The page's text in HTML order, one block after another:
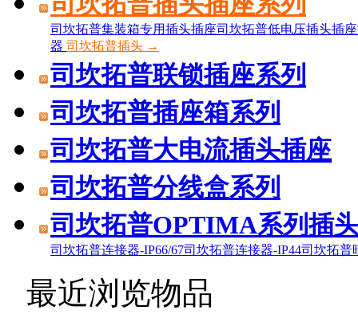
司坎拓普集装箱专用插头插座司坎拓普低电压插头插座
器 司坎拓普插头 →
司坎拓普联锁插座系列
司坎拓普插座箱系列
司坎拓普大电流插头插座
司坎拓普分线盒系列
司坎拓普OPTIMA系列插
司坎拓普连接器-IP66/67司坎拓普连接器-IP44司坎拓普
最近浏览物品